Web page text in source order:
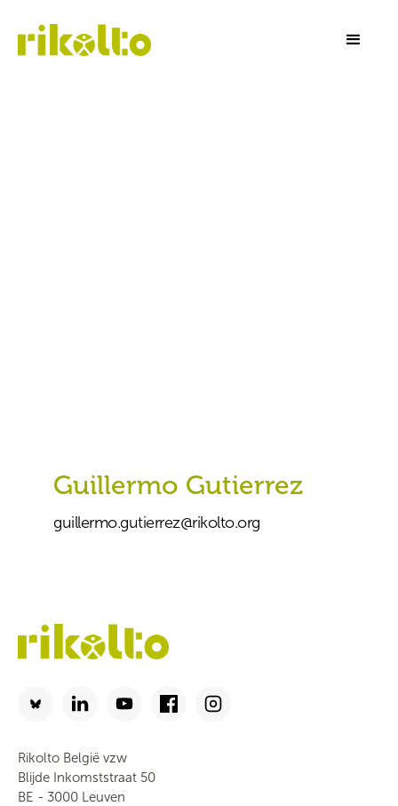
Guillermo Gutierrez
guillermo.gutierrez@rikolto.org
Rikolto België vzw
Blijde Inkomststraat 50
BE - 3000 Leuven